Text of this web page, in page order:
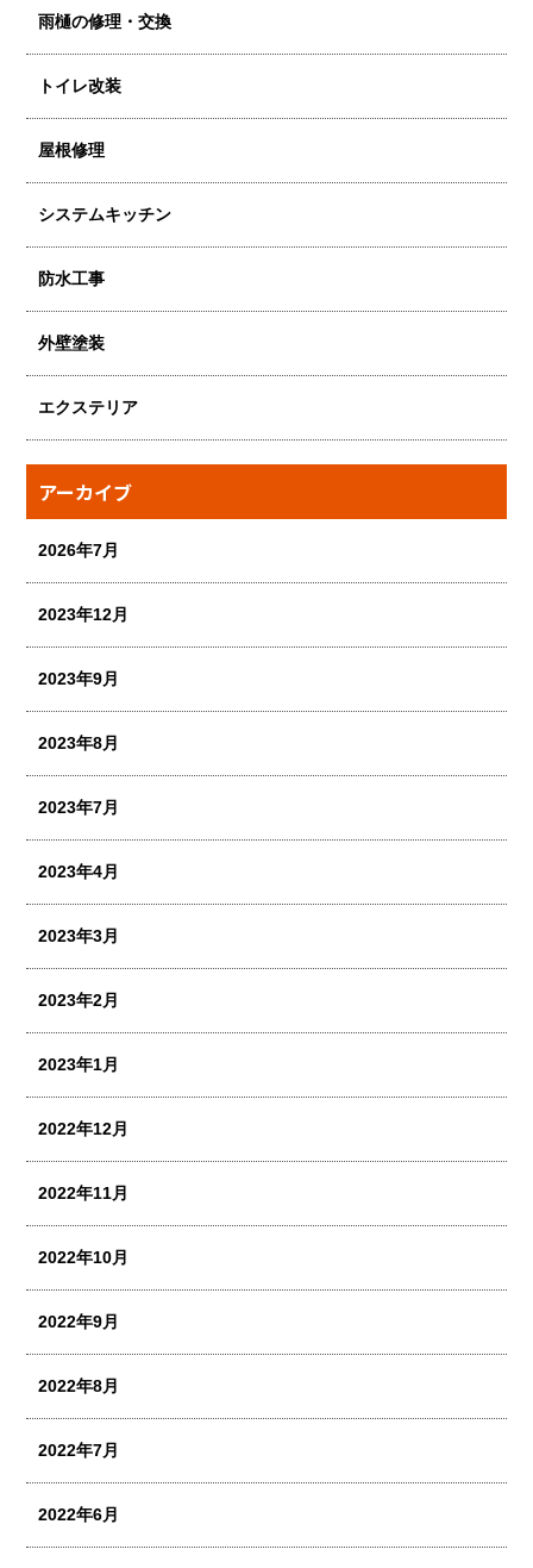
雨樋の修理・交換
トイレ改装
屋根修理
システムキッチン
防水工事
外壁塗装
エクステリア
アーカイブ
2026年7月
2023年12月
2023年9月
2023年8月
2023年7月
2023年4月
2023年3月
2023年2月
2023年1月
2022年12月
2022年11月
2022年10月
2022年9月
2022年8月
2022年7月
2022年6月